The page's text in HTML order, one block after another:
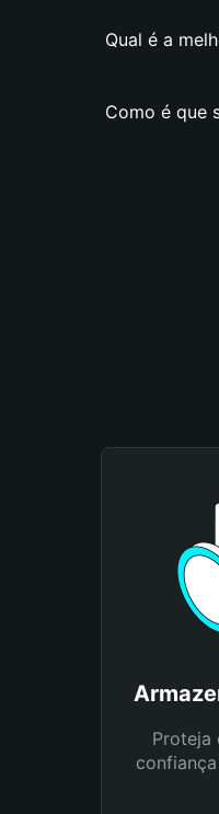
Qual é a
Como é que
Proteja